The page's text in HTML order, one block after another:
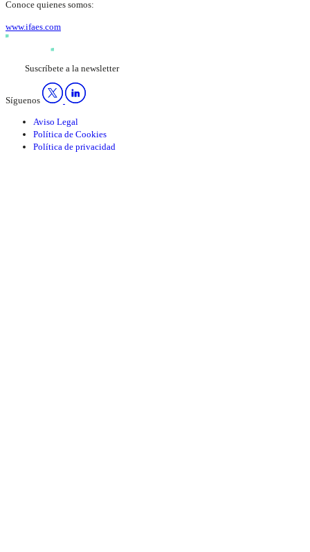
Conoce quienes somos:
www.ifaes.com
Suscríbete a la newsletter
Síguenos
Aviso Legal
Política de Cookies
Política de privacidad